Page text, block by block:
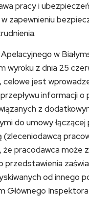
pracy i
zapewnieniu
Apelacyjnego w
wyroku z dnia 25
celowe jest
informacji o
z
do umowy
że pracodawca może
przedstawienia
od innego
Głównego